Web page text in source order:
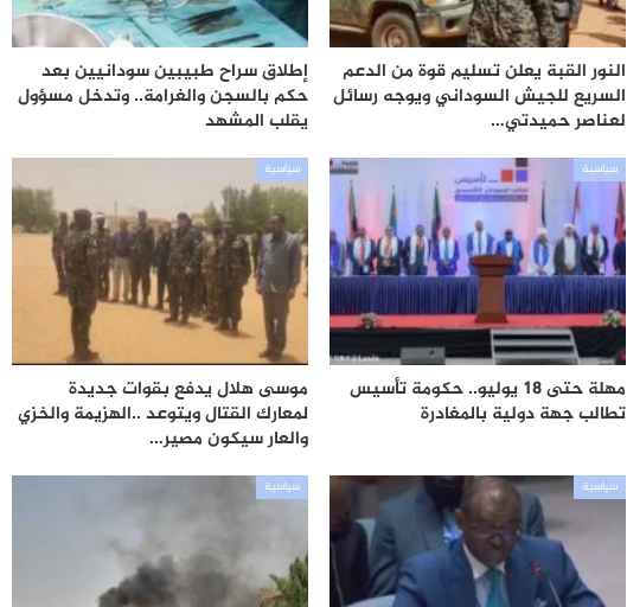
النور القبة يعلن تسليم قوة من الدعم
السريع للجيش السوداني ويوجه رسائل
لعناصر حميدتي…
إطلاق سراح طبيبين سودانيين بعد
حكم بالسجن والغرامة.. وتدخل مسؤول
يقلب المشهد
سياسية
مهلة حتى 18 يوليو.. حكومة تأسيس
تطالب جهة دولية بالمغادرة
سياسية
موسى هلال يدفع بقوات جديدة
لمعارك القتال ويتوعد ..الهزيمة والخزي
والعار سيكون مصير…
سياسية سياسية